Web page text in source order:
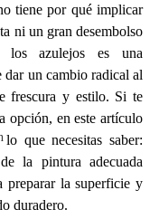
tiene por qué implicar
ni un gran desembolso
los azulejos es una
dar un cambio radical al
frescura y estilo. Si te
opción, en este artículo
que necesitas saber:
la pintura adecuada
preparar la superficie y
duradero.